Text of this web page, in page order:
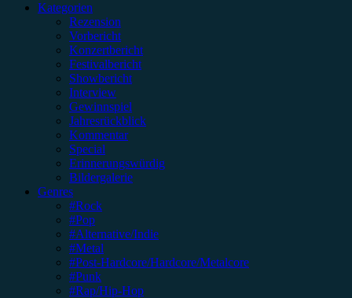
Kategorien
Rezension
Vorbericht
Konzertbericht
Festivalbericht
Showbericht
Interview
Gewinnspiel
Jahresrückblick
Kommentar
Special
Erinnerungswürdig
Bildergalerie
Genres
#Rock
#Pop
#Alternative/Indie
#Metal
#Post-Hardcore/Hardcore/Metalcore
#Punk
#Rap/Hip-Hop